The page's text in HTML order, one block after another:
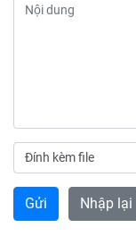
Đính kèm file